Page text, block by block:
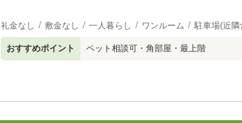
礼金なし 敷金なし 一人暮らし ワンルーム 駐車場(近隣
おすすめポイント ペット相談可・角部屋・最上階